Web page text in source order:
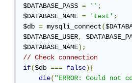
$DATABASE_PASS = '';
$DATABASE_NAME = 'test';
$db = mysqli_connect(
$DATABASE_USER,
$DATABASE_NAME);
// Check connection
if($db === false){
die("ERROR: Could not